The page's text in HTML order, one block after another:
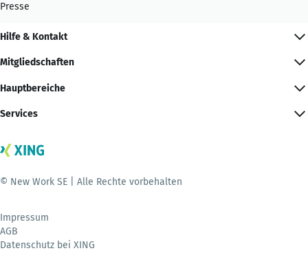
Presse
Hilfe & Kontakt
Mitgliedschaften
Hauptbereiche
Services
© New Work SE | Alle Rechte vorbehalten
Impressum
AGB
Datenschutz bei XING